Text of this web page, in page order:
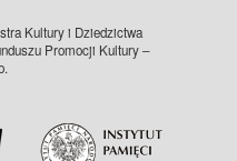
Kultury i Dziedzictwa
Promocji Kultury –